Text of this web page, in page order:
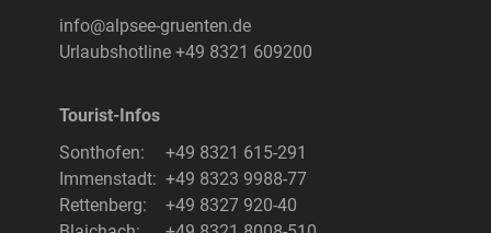
info@alpsee-gruenten.de
Urlaubshotline +49 8321 609200
Tourist-Infos
Sonthofen:
+49 8321 615-291
Immenstadt: +49 8323 9988-77
Rettenberg:
+49 8327 920-40